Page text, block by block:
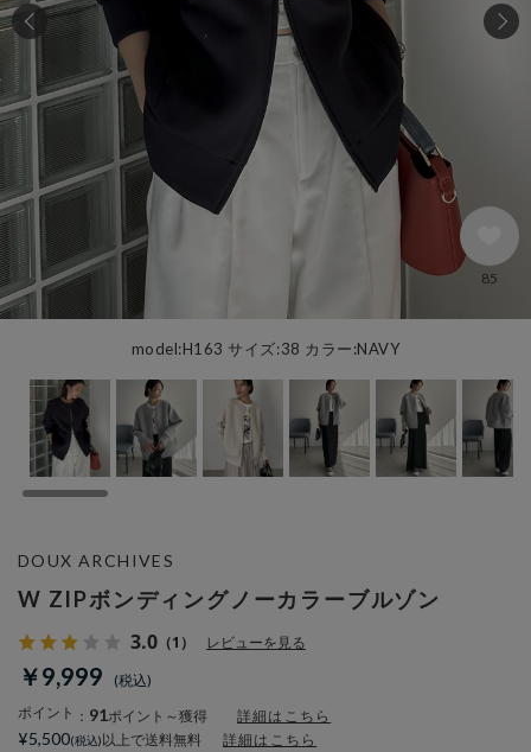
model:H163 サイズ:38 カラー:NAVY
85
W ZIPボンディングノーカラーブルゾン
3.0 （1） レビューを見る
￥9,999
ポイント ： 91ポイント～獲得 詳細はこちら
DOUX ARCHIVES
¥5,500 以上で送料無料 詳細はこちら